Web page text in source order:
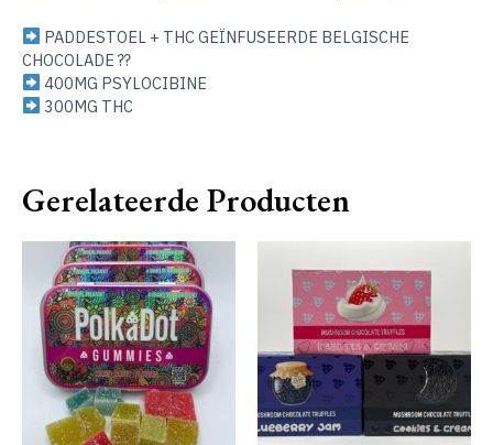
PADDESTOEL + THC GEÏNFUSEERDE BELGISCHE
CHOCOLADE ??
400MG PSYLOCIBINE
300MG THC
Gerelateerde Producten